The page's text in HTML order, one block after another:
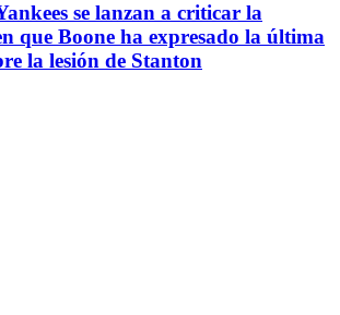
se lanzan a criticar la
que Boone ha expresado la última
la lesión de Stanton